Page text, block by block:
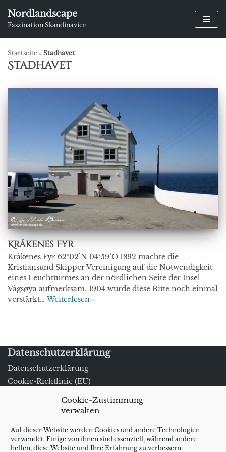
Cookie-Zustimmung
verwalten
Auf dieser Website werden Cookies und andere Technologien
verwendet. Einige von ihnen sind essenziell, während andere
helfen, diese Website und Ihre Erfahrung zu verbessern.
Zum
Inhalt
Nordlandscape
Faszination Skandinavien
Startseite » Stadhavet
Stadhavet
Kråkenes Fyr
Kråkenes Fyr 62°02’N 04°59’O 1892 machte die
Kristiansund Skipper Vereinigung auf die Notwendigkeit
eines Leuchtturmes an der nördlichen Seite der Insel
Vågsøya aufmerksam. 1904 wurde diese Bitte noch einmal
verstärkt…Weiterlesen »
Datenschutzerklärung
Datenschutzerklärung
Cookie-Richtlinie (EU)
Impressum/Kontakt
Kontakt
Schlagwörter